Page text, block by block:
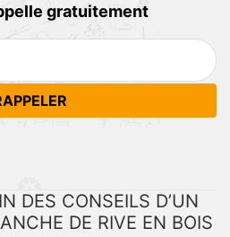
gratuitement
DES CONSEILS D’UN
DE RIVE EN BOIS